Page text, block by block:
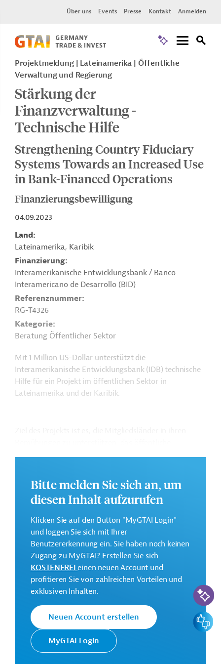
Über uns Events Presse Kontakt Anmelden
Projektmeldung Lateinamerika
Öffentliche
Verwaltung und Regierung
Stärkung der
Finanzverwaltung -
Technische Hilfe
Strengthening Country Fiduciary
Systems Towards an Increased Use
in Bank-Financed Operations
Finanzierungsbewilligung
04.09.2023
Land
Lateinamerika, Karibik
Finanzierung
Interamerikanische Entwicklungsbank / Banco
Interamericano de Desarrollo (BID)
Referenznummer
RG-T4326
Kategorie
Beratung Öffentlicher Sektor
Mit 1 Million US-Dollar unterstützt die
Interamerikanische Entwicklungsbank (IDB) technische
Hilfe für ein Projekt im öffentlichen Sektor in
Lateinamerika und der Karibik.
Auftragswesen und die Finanzverwaltung zu stärken,
erhöhen und die Erbringung von Dienstleistungen und
die Umsetzung von politischen Maßnahmen zu
verbessern.
Weitere Informationen zu dem Entwicklungsprojekt
finden Sie auf derWebseite der IDB
Gesamtkosten:
1 Million US-Dollar
Geberbeitrag:
1 Million US-Dollar (Zuschuss)
Kontaktadresse
Bitte melden Sie sich an, um
diesen Inhalt aufzurufen
Klicken Sie auf den Button "MyGTAI Login"
und loggen Sie sich mit Ihrer
Benutzererkennung ein. Sie haben noch keinen
Zugang zu MyGTAI? Erstellen Sie sich
KOSTENFREIeinen neuen Account und
profitieren Sie von zahlreichen Vorteilen und
exklusiven Inhalten.
Neuen Account erstellen
MyGTAI Login
KI-